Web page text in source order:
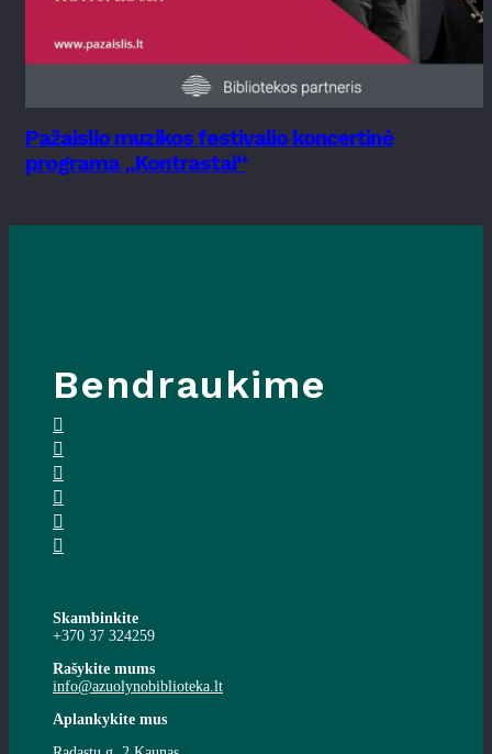
Pažaislio muzikos festivalio koncertinė
programa „Kontrastai“
Bendraukime
Skambinkite
+370 37 324259
Rašykite mums
info@azuolynobiblioteka.lt
Aplankykite mus